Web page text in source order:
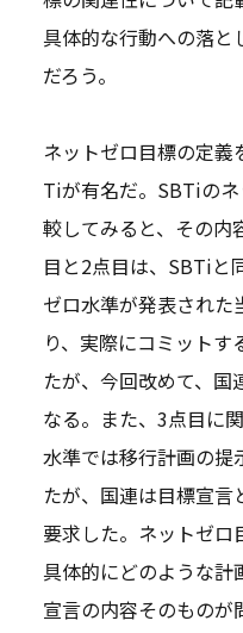
具体的な行動への落と
だろう。
ネットゼロ目標の定
Tiが有名だ。SBTiの
較してみると、その内
目と2点目は、SBTiと
ゼロ水準が発表された
り、実際にコミット
たが、今回改めて、
なる。また、3点目に
水準では移行計画の提
たが、国連は目標宣
要求した。ネットゼロ
具体的にどのような計
宣言の内容そのものが